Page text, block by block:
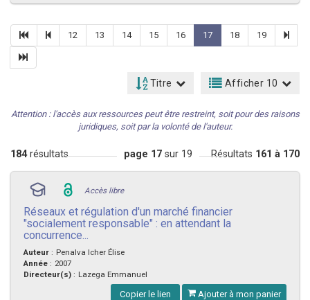
12 13 14 15 16 17 18 19
Titre Afficher 10
Attention : l'accès aux ressources peut être restreint, soit pour des raisons
juridiques, soit par la volonté de l'auteur.
184résultats page 17 sur 19 Résultats 161 à 170
Accès libre
Réseaux et régulation d'un marché financier
"socialement responsable" : en attendant la
concurrence...
Auteur : Penalva Icher Élise
Année : 2007
Directeur(s) : Lazega Emmanuel
Copier le lien Ajouter à mon panier